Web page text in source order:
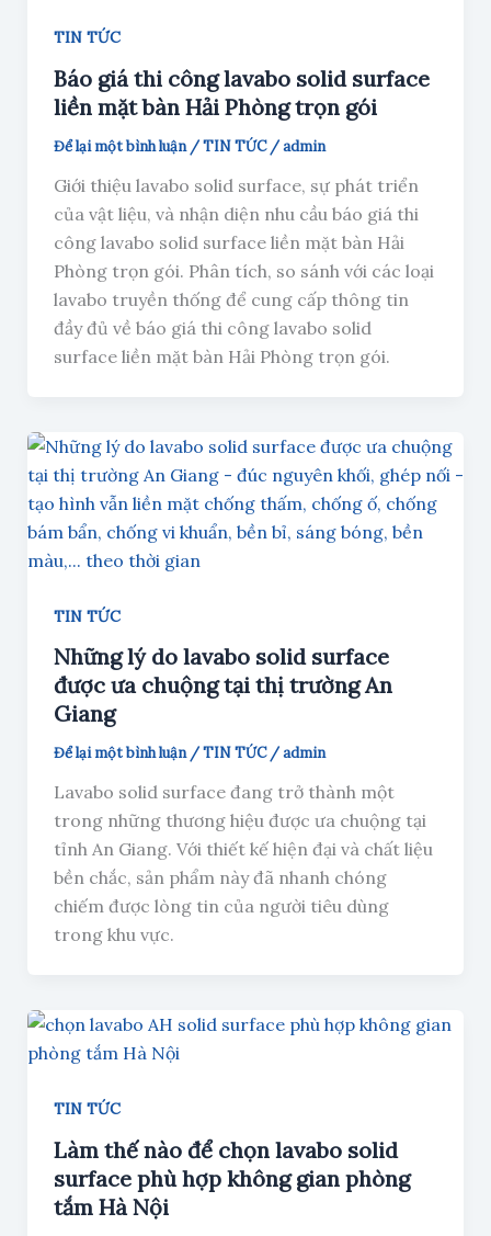
TIN TỨC
Báo giá thi công lavabo solid surface
liền mặt bàn Hải Phòng trọn gói
Để lại một bình luận /TIN TỨC/admin
Giới thiệu lavabo solid surface, sự phát triển
của vật liệu, và nhận diện nhu cầu báo giá thi
công lavabo solid surface liền mặt bàn Hải
Phòng trọn gói. Phân tích, so sánh với các loại
lavabo truyền thống để cung cấp thông tin
đầy đủ về báo giá thi công lavabo solid
surface liền mặt bàn Hải Phòng trọn gói.
TIN TỨC
Những lý do lavabo solid surface
được ưa chuộng tại thị trường An
Giang
Để lại một bình luận /TIN TỨC/admin
Lavabo solid surface đang trở thành một
trong những thương hiệu được ưa chuộng tại
tỉnh An Giang. Với thiết kế hiện đại và chất liệu
bền chắc, sản phẩm này đã nhanh chóng
chiếm được lòng tin của người tiêu dùng
trong khu vực.
TIN TỨC
Làm thế nào để chọn lavabo solid
surface phù hợp không gian phòng
tắm Hà Nội